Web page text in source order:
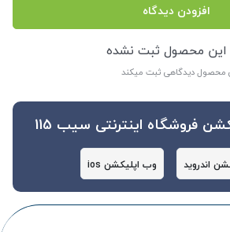
افزودن دیدگاه
این محصول ثبت نشده
محصول دیدگاهی ثبت میکند
فروشگاه اینترنتی سیب 115
اندروید وب اپلیکشن ios